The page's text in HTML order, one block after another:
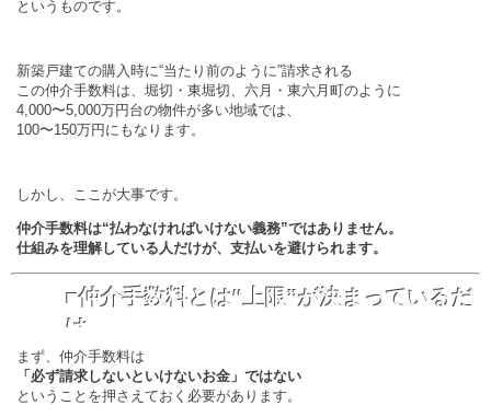
というものです。
新築戸建ての購入時に“当たり前のように”請求される
この仲介手数料は、堀切・東堀切、六月・東六月町のように
4,000〜5,000万円台の物件が多い地域では、
100〜150万円にもなります。
しかし、ここが大事です。
仲介手数料は“払わなければいけない義務”ではありません。
仕組みを理解している人だけが、支払いを避けられます。
■仲介手数料とは“上限”が決まっているだ
け
まず、仲介手数料は
「必ず請求しないといけないお金」ではない
ということを押さえておく必要があります。